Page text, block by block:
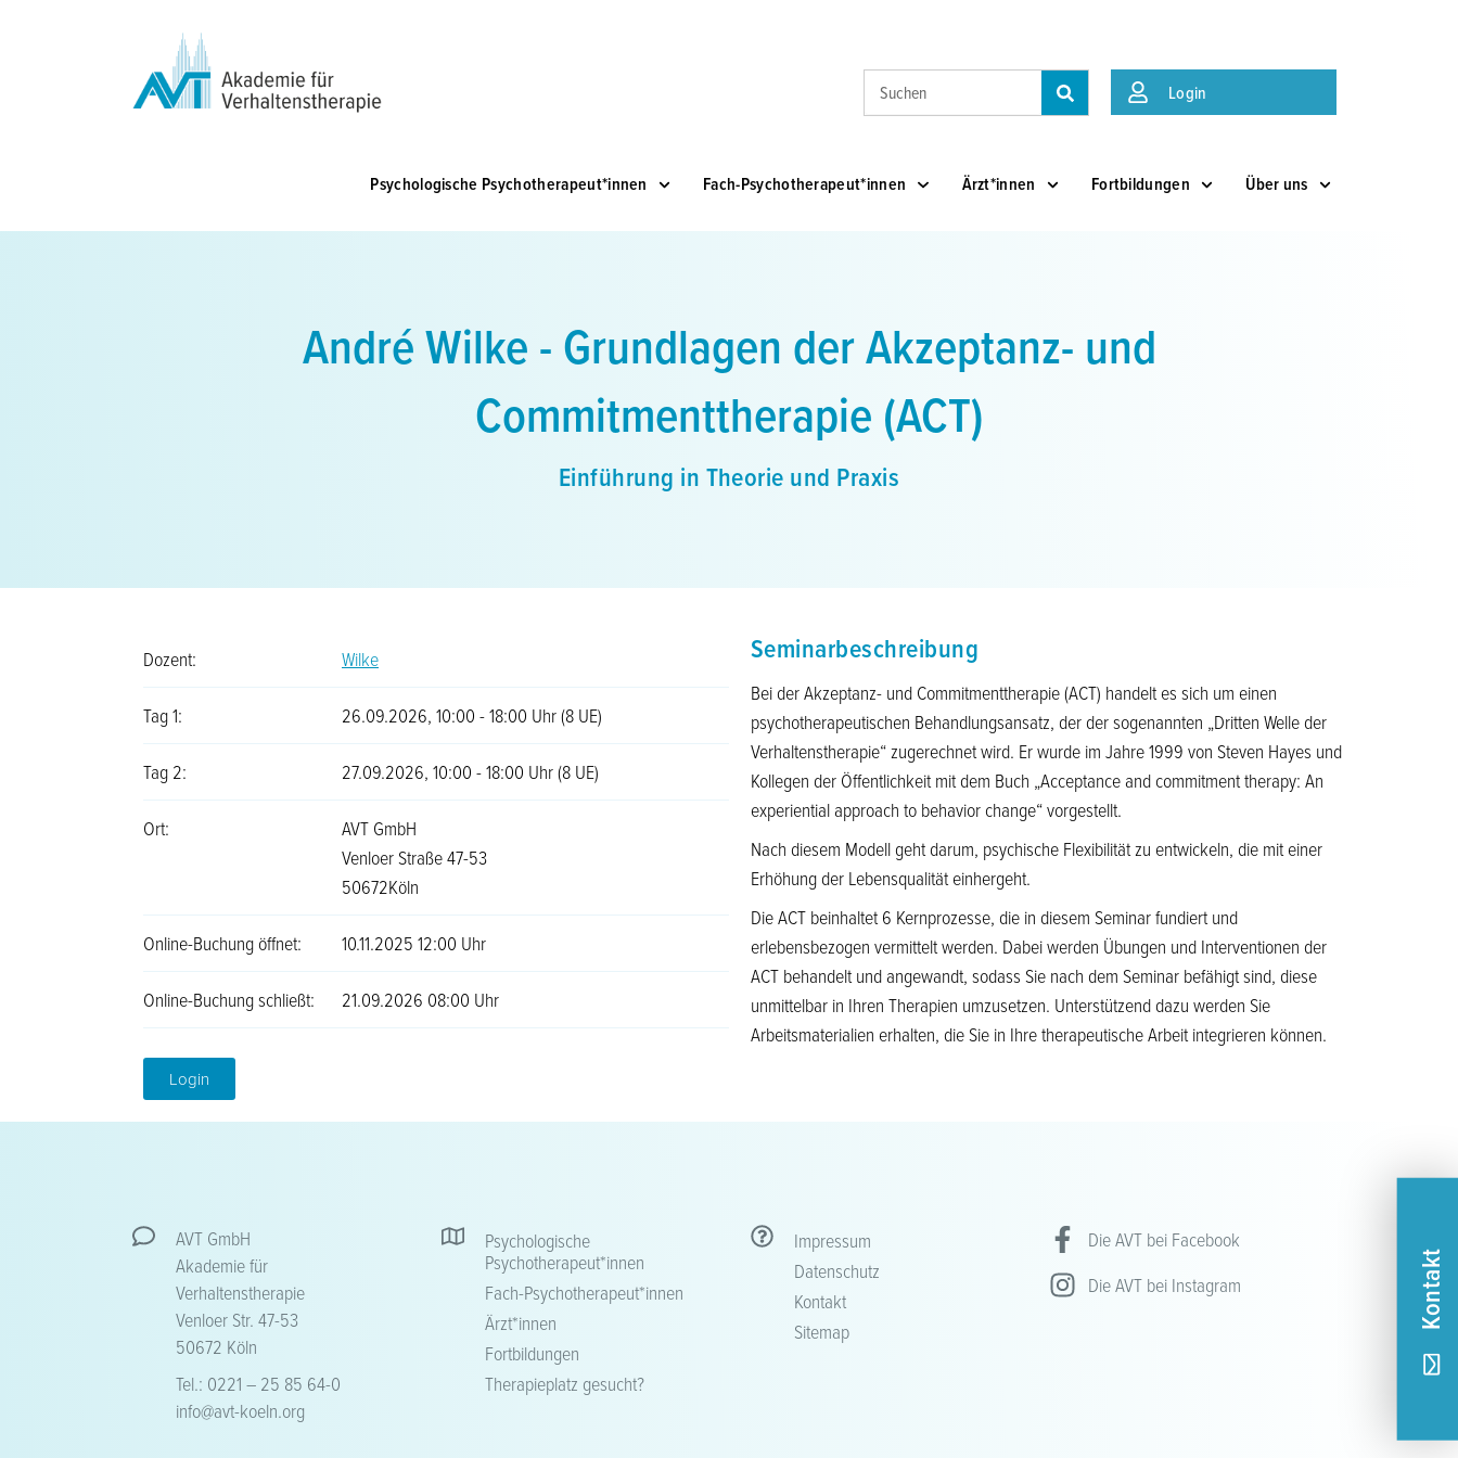
Suche
Login
Psychologische Psychotherapeut*innen Fach-Psychotherapeut*innen Ärzt*innen Fortbildungen Über uns
André Wilke - Grundlagen der Akzeptanz- und
Commitmenttherapie (ACT)
Einführung in Theorie und Praxis
Dozent: Wilke
Tag 1: 26.09.2026, 10:00 - 18:00 Uhr (8 UE)
Tag 2: 27.09.2026, 10:00 - 18:00 Uhr (8 UE)
Ort:
AVT GmbH
Venloer Straße 47-53
50672Köln
Online-Buchung öffnet: 10.11.2025 12:00 Uhr
Online-Buchung schließt: 21.09.2026 08:00 Uhr
Login
Seminarbeschreibung
Bei der Akzeptanz- und Commitmenttherapie (ACT) handelt es sich um einen
psychotherapeutischen Behandlungsansatz, der der sogenannten „Dritten Welle der
Verhaltenstherapie“ zugerechnet wird. Er wurde im Jahre 1999 von Steven Hayes und
Kollegen der Öffentlichkeit mit dem Buch „Acceptance and commitment therapy: An
experiential approach to behavior change“ vorgestellt.
Nach diesem Modell geht darum, psychische Flexibilität zu entwickeln, die mit einer
Erhöhung der Lebensqualität einhergeht.
Die ACT beinhaltet 6 Kernprozesse, die in diesem Seminar fundiert und
erlebensbezogen vermittelt werden. Dabei werden Übungen und Interventionen der
ACT behandelt und angewandt, sodass Sie nach dem Seminar befähigt sind, diese
unmittelbar in Ihren Therapien umzusetzen. Unterstützend dazu werden Sie
Arbeitsmaterialien erhalten, die Sie in Ihre therapeutische Arbeit integrieren können.
AVT GmbH
Akademie für
Verhaltenstherapie
Venloer Str. 47-53
50672 Köln
Tel.: 0221 – 25 85 64-0
info@avt-koeln.org
Psychologische
Psychotherapeut*innen
Fach-Psychotherapeut*innen
Ärzt*innen
Fortbildungen
Therapieplatz gesucht?
Impressum
Datenschutz
Kontakt
Sitemap
Die AVT bei Facebook
Die AVT bei Instagram
Kontakt